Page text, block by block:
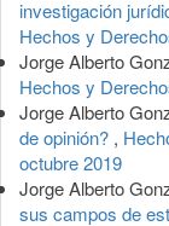
investigación
Hechos y
Jorge Alberto
Hechos y
Jorge Alberto
de opinión? ,
octubre 2019
Jorge Alberto
sus campos de